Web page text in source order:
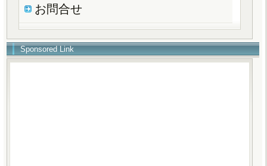
お問合せ
Sponsored Link